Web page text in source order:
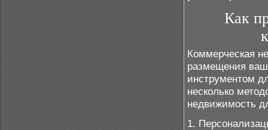
Как
Коммерческая
размещения
инструментом
несколько
недвижимость
1.